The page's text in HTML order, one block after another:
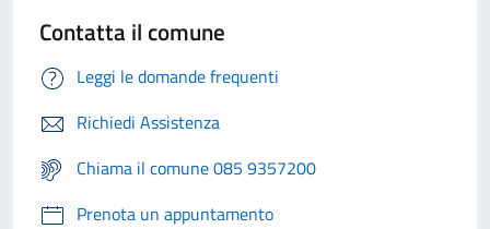
Contatta il comune
Leggi le domande frequenti
Richiedi Assistenza
Chiama il comune 085 9357200
Prenota un appuntamento